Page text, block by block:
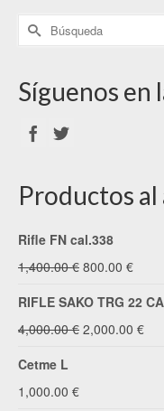
Síguenos en
Productos al
Rifle FN cal.338
1,400.00€ El
precio
800.00 €El
RIFLE SAKO TRG 22
4,000.00€ El
2,000.00 €El
Cetme L
1,000.00 €